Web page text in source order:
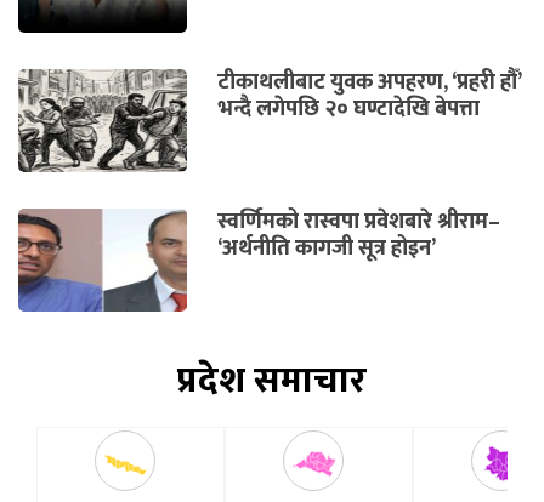
टीकाथलीबाट युवक अपहरण, ‘प्रहरी हौँ’
भन्दै लगेपछि २० घण्टादेखि बेपत्ता
स्वर्णिमको रास्वपा प्रवेशबारे श्रीराम–
‘अर्थनीति कागजी सूत्र होइन’
प्रदेश समाचार